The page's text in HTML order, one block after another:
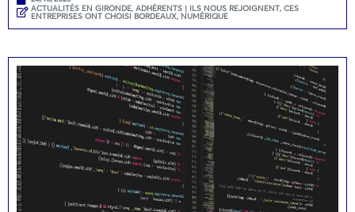
ACTUALITÉS EN GIRONDE, ADHÉRENTS | ILS NOUS REJOIGNENT, CES
ENTREPRISES ONT CHOISI BORDEAUX, NUMÉRIQUE